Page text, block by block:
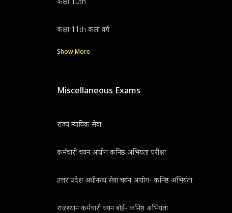
कक्षा 11th कला वर्ग
Show More
Miscellaneous Exams
राज्य न्यायिक सेवा
कर्मचारी चयन आयोग कनिष्ठ अभियंता परीक्षा
उत्तर प्रदेश अधीनस्थ सेवा चयन आयोग- कनिष्ठ अभियंता
राजस्थान कर्मचारी चयन बोर्ड- कनिष्ठ अभियंता